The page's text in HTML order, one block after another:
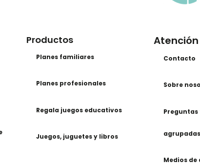
Productos
Planes familiares
Planes profesionales
Regala juegos educativos
Juegos, juguetes y libros
Contacto
Sobre
Medios